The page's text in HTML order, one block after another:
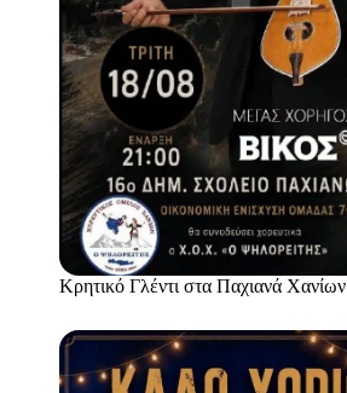
Κρητικό Γλέντι στα Παχιανά Χανίων